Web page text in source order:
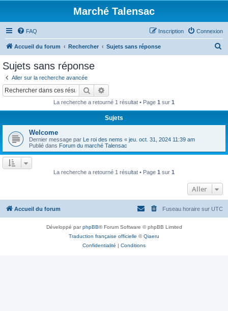
Marché Talensac
FAQ Connexion
Inscription
Accueil du forum Rechercher Sujets sans réponse
r
Sujets sans réponse
Aller sur la recherche avancée
Rechercher
La recherche a retourné 1 résultat • Page 1 sur 1
Sujets
Welcome
Dernier message par Le roi des nems « jeu. oct. 31, 2024 11:39 am
Publié dans Forum du marché Talensac
La recherche a retourné 1 résultat • Page 1 sur 1
Aller
Accueil du forum Fuseau horaire sur UTC
Développé parphpBB® Forum Software © phpBB Limited
Traduction française officielle ©Qiaeru
Confidentialité | Conditions